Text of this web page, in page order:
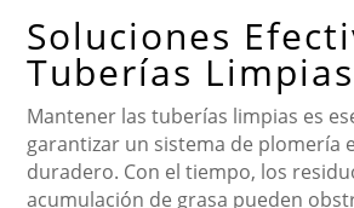
Soluciones
Tuberías Limpias
Mantener las tuberías limpias es
garantizar un sistema de plomería
duradero. Con el tiempo, los
acumulación de grasa pueden